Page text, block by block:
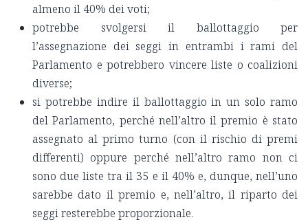
almeno il 40% dei voti;
potrebbe svolgersi il ballottaggio per
l’assegnazione dei seggi in entrambi i rami del
Parlamento e potrebbero vincere liste o coalizioni
diverse;
si potrebbe indire il ballottaggio in un solo ramo
del Parlamento, perché nell’altro il premio è stato
assegnato al primo turno (con il rischio di premi
differenti) oppure perché nell’altro ramo non ci
sono due liste tra il 35 e il 40% e, dunque, nell’uno
sarebbe dato il premio e, nell’altro, il riparto dei
seggi resterebbe proporzionale.